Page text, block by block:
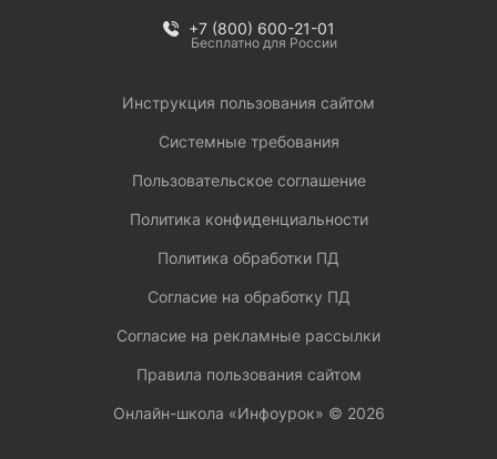
+7 (800) 600-21-01
Бесплатно для России
Инструкция пользования сайтом
Системные требования
Пользовательское соглашение
Политика конфиденциальности
Политика обработки ПД
Согласие на обработку ПД
Согласие на рекламные рассылки
Правила пользования сайтом
Онлайн-школа «Инфоурок» © 2026